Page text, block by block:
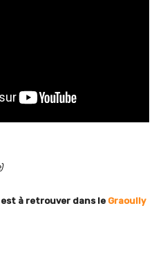
est à retrouver dans le Graoully